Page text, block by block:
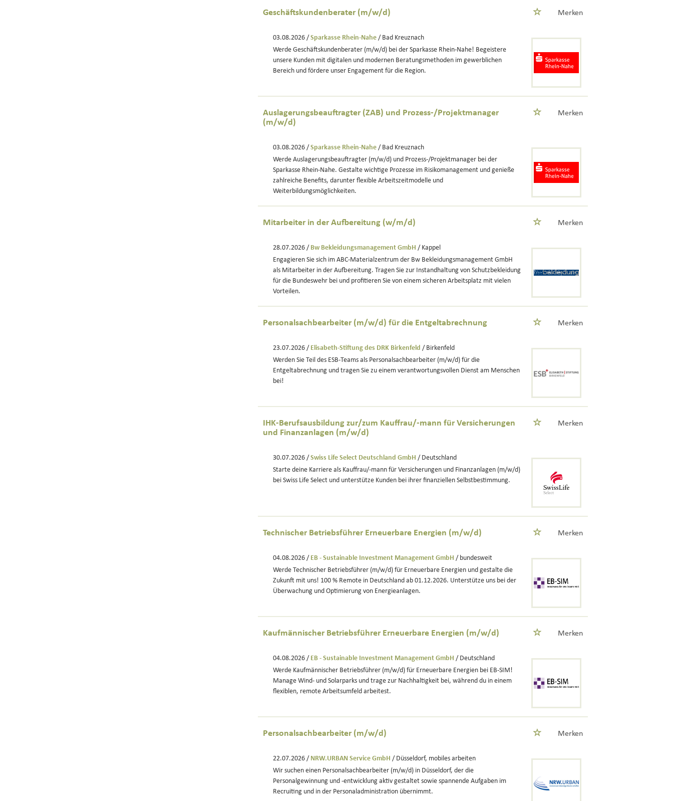
Geschäftskundenberater (m/w/d) Merken
03.08.2026 / Sparkasse Rhein-Nahe / Bad Kreuznach
Werde Geschäftskundenberater (m/w/d) bei der Sparkasse Rhein-Nahe! Begeistere
unsere Kunden mit digitalen und modernen Beratungsmethoden im gewerblichen
Bereich und fördere unser Engagement für die Region.
Auslagerungsbeauftragter (ZAB) und Prozess-/Projektmanager
(m/w/d)
Merken
03.08.2026 / Sparkasse Rhein-Nahe / Bad Kreuznach
Werde Auslagerungsbeauftragter (m/w/d) und Prozess-/Projektmanager bei der
Sparkasse Rhein-Nahe. Gestalte wichtige Prozesse im Risikomanagement und genieße
zahlreiche Benefits, darunter flexible Arbeitszeitmodelle und
Weiterbildungsmöglichkeiten.
Mitarbeiter in der Aufbereitung (w/m/d) Merken
28.07.2026 / Bw Bekleidungsmanagement GmbH / Kappel
Engagieren Sie sich im ABC-Materialzentrum der Bw Bekleidungsmanagement GmbH
als Mitarbeiter in der Aufbereitung. Tragen Sie zur Instandhaltung von Schutzbekleidung
für die Bundeswehr bei und profitieren Sie von einem sicheren Arbeitsplatz mit vielen
Vorteilen.
Personalsachbearbeiter (m/w/d) für die Entgeltabrechnung Merken
23.07.2026 / Elisabeth-Stiftung des DRK Birkenfeld / Birkenfeld
Werden Sie Teil des ESB-Teams als Personalsachbearbeiter (m/w/d) für die
Entgeltabrechnung und tragen Sie zu einem verantwortungsvollen Dienst am Menschen
bei!
IHK-Berufsausbildung zur/zum Kauffrau/-mann für Versicherungen
und Finanzanlagen (m/w/d)
Merken
30.07.2026 / Swiss Life Select Deutschland GmbH / Deutschland
Starte deine Karriere als Kauffrau/-mann für Versicherungen und Finanzanlagen (m/w/d)
bei Swiss Life Select und unterstütze Kunden bei ihrer finanziellen Selbstbestimmung.
Technischer Betriebsführer Erneuerbare Energien (m/w/d) Merken
04.08.2026 / EB - Sustainable Investment Management GmbH / bundesweit
Werde Technischer Betriebsführer (m/w/d) für Erneuerbare Energien und gestalte die
Zukunft mit uns! 100 % Remote in Deutschland ab 01.12.2026. Unterstütze uns bei der
Überwachung und Optimierung von Energieanlagen.
Kaufmännischer Betriebsführer Erneuerbare Energien (m/w/d) Merken
04.08.2026 / EB - Sustainable Investment Management GmbH / Deutschland
Werde Kaufmännischer Betriebsführer (m/w/d) für Erneuerbare Energien bei EB-SIM!
Manage Wind- und Solarparks und trage zur Nachhaltigkeit bei, während du in einem
flexiblen, remote Arbeitsumfeld arbeitest.
Personalsachbearbeiter (m/w/d) Merken
22.07.2026 / NRW.URBAN Service GmbH / Düsseldorf, mobiles arbeiten
Wir suchen einen Personalsachbearbeiter (m/w/d) in Düsseldorf, der die
Personalgewinnung und -entwicklung aktiv gestaltet sowie spannende Aufgaben im
Recruiting und in der Personaladministration übernimmt.